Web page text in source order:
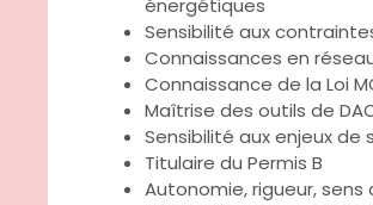
énergétiques
Sensibilité aux
Connaissances en
Connaissance de la Loi
Maîtrise des outils de
Sensibilité aux enjeux
Titulaire du Permis B
Autonomie, rigueur,